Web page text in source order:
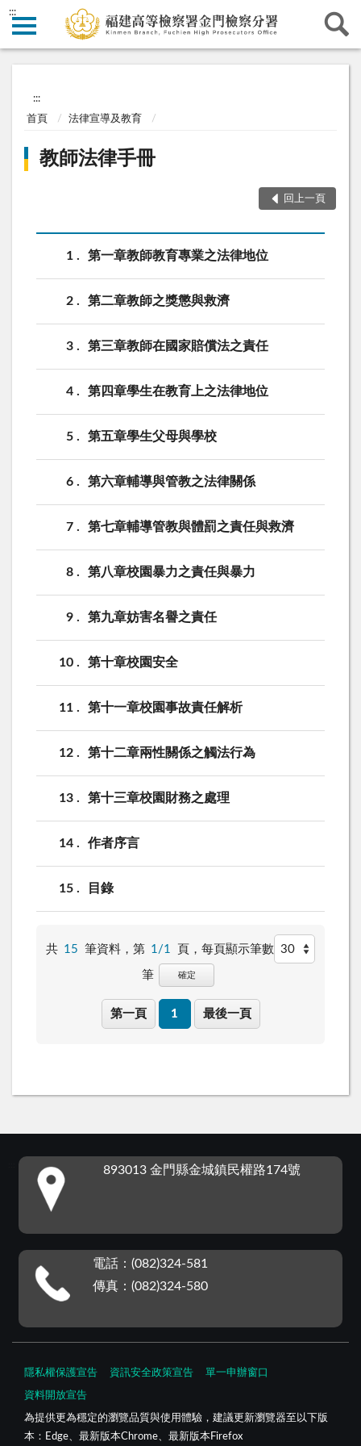
:::
:::
首頁 法律宣導及教育
教師法律手冊
回上一頁
1 第一章教師教育專業之法律地位
2 第二章教師之獎懲與救濟
3 第三章教師在國家賠償法之責任
4 第四章學生在教育上之法律地位
5 第五章學生父母與學校
6 第六章輔導與管教之法律關係
7 第七章輔導管教與體罰之責任與救濟
8 第八章校園暴力之責任與暴力
9 第九章妨害名譽之責任
10 第十章校園安全
11 第十一章校園事故責任解析
12 第十二章兩性關係之觸法行為
13 第十三章校園財務之處理
14 作者序言
15 目錄
共 15 筆資料，第 1/1 頁， 每頁顯示筆數
筆 確定
第一頁 1 最後一頁
893013 金門縣金城鎮民權路174號
電話：(082)324-581
傳真：(082)324-580
隱私權保護宣告 資訊安全政策宣告 單一申辦窗口
資料開放宣告
為提供更為穩定的瀏覽品質與使用體驗，建議更新瀏覽器至以下版
本：Edge、最新版本Chrome、最新版本Firefox